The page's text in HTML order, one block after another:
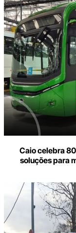
Caio celebra
soluções para